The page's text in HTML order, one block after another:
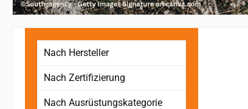
Nach Hersteller
Nach Zertifizierung
Nach Ausrüstungskategorie